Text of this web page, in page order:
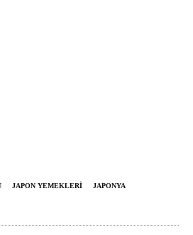
JAPON YEMEKLERI JAPONYA